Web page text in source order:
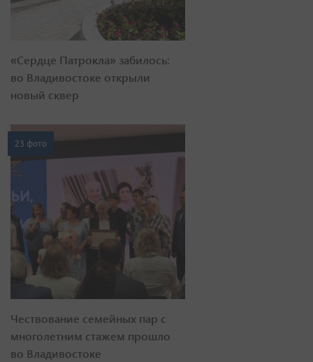
«Сердце Патрокла» забилось:
во Владивостоке открыли
новый сквер
23 фото
Чествование семейных пар с
многолетним стажем прошло
во Владивостоке